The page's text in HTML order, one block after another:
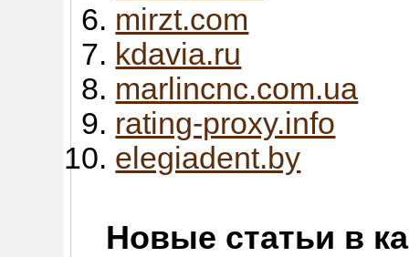
mirzt.com
kdavia.ru
marlincnc.com.ua
rating-proxy.info
elegiadent.by
Новые статьи в